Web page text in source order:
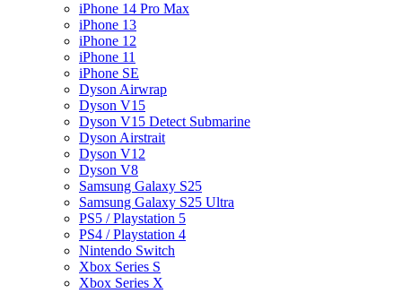
iPhone 14 Pro Max
iPhone 13
iPhone 12
iPhone 11
iPhone SE
Dyson Airwrap
Dyson V15
Dyson V15 Detect Submarine
Dyson Airstrait
Dyson V12
Dyson V8
Samsung Galaxy S25
Samsung Galaxy S25 Ultra
PS5 / Playstation 5
PS4 / Playstation 4
Nintendo Switch
Xbox Series S
Xbox Series X